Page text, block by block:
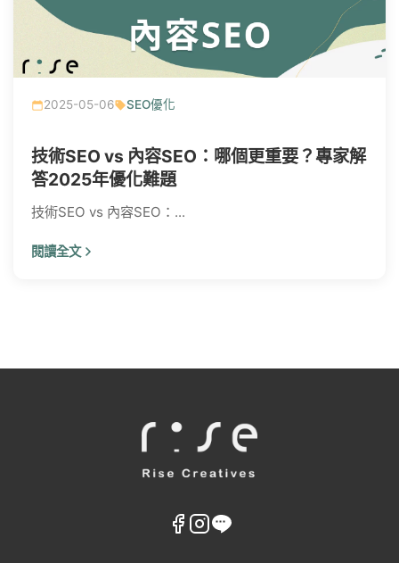
2025-05-06 SEO優化
技術SEO vs 內容SEO：哪個更重要？專家解
答2025年優化難題
技術SEO vs 內容SEO：...
閱讀全文